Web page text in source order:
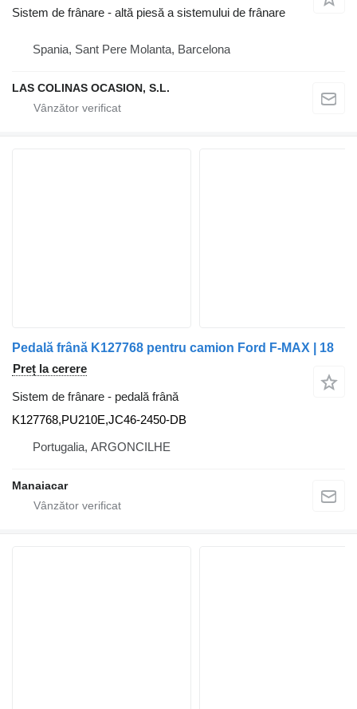
Sistem de frânare - altă piesă a sistemului de frânare
Spania, Sant Pere Molanta, Barcelona
LAS COLINAS OCASION, S.L.
Pedală frână K127768 pentru camion Ford F-MAX | 18
Preț la cerere
Sistem de frânare - pedală frână
K127768,PU210E,JC46-2450-DB
Portugalia, ARGONCILHE
Manaiacar